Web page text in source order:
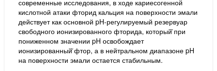
современные исследования, в ходе кариесогенной
кислотной атаки фторид кальция на поверхности эмали
действует как основной pH-регулируемый резервуар
свободного ионизированного фторида, который̆ при
пониженном значении pH освобождает
ионизированный̆ фтор, а в нейтральном диапазоне pH
на поверхности эмали остается стабильным.